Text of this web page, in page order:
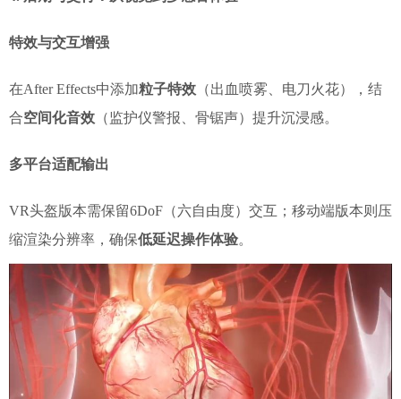
特效与交互增强
在After Effects中添加粒子特效 （出血喷雾、电刀火花），结
合空间化音效 （监护仪警报、骨锯声）提升沉浸感。
多平台适配输出
VR头盔版本需保留6DoF（六自由度）交互；移动端版本则压
缩渲染分辨率，确保低延迟操作体验。